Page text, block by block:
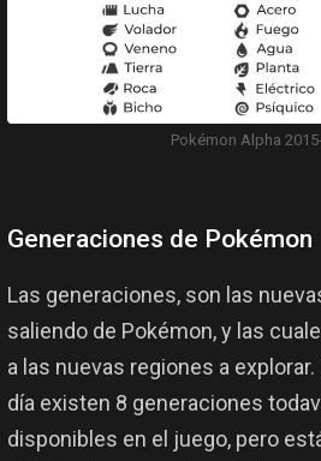
Pokémon Alpha
Generaciones de Pokémon
Las generaciones, son las
saliendo de Pokémon, y las
a las nuevas regiones a
día existen 8 generaciones
disponibles en el juego, pero